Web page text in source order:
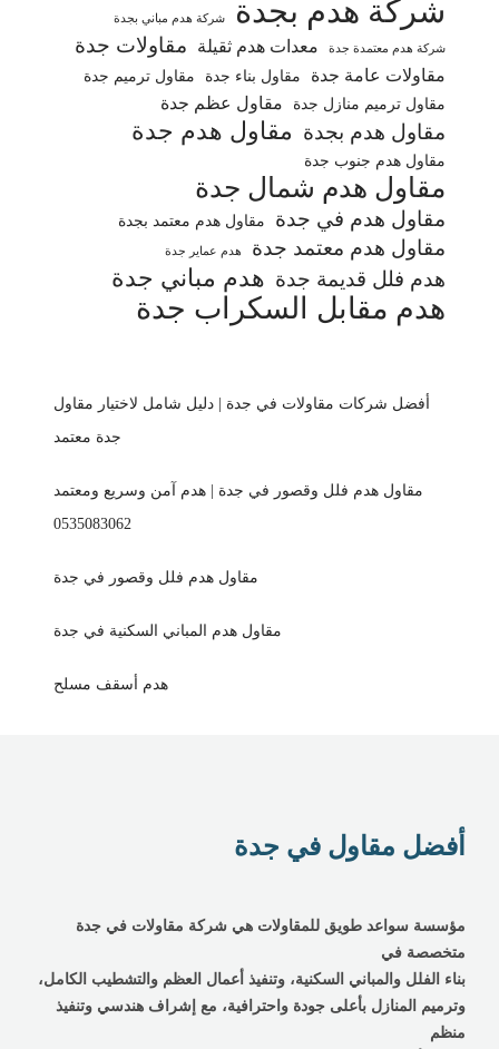
شركة هدم بجدة شركة هدم مباني بجدة
شركة هدم معتمدة جدة معدات هدم ثقيلة مقاولات جدة
مقاولات عامة جدة مقاول بناء جدة
مقاول ترميم جدة
مقاول ترميم منازل جدة
مقاول عظم جدة
مقاول هدم بجدة مقاول هدم جدة
مقاول هدم جنوب جدة
مقاول هدم شمال جدة
مقاول هدم في جدة مقاول هدم معتمد بجدة
مقاول هدم معتمد جدة هدم عماير جدة
هدم فلل قديمة جدة هدم مباني جدة
هدم مقابل السكراب جدة
أفضل شركات مقاولات في جدة | دليل شامل لاختيار مقاول
جدة معتمد
مقاول هدم فلل وقصور في جدة | هدم آمن وسريع ومعتمد
0535083062
مقاول هدم فلل وقصور في جدة
مقاول هدم المباني السكنية في جدة
هدم أسقف مسلح
أفضل مقاول في جدة
مؤسسة سواعد طويق للمقاولات هي شركة مقاولات في جدة
متخصصة في
بناء الفلل والمباني السكنية، وتنفيذ أعمال العظم والتشطيب الكامل،
وترميم المنازل بأعلى جودة واحترافية، مع إشراف هندسي وتنفيذ
منظم